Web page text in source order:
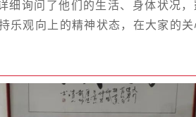
细询问了他们的生活、身体状况
乐观向上的精神状态，在大家的